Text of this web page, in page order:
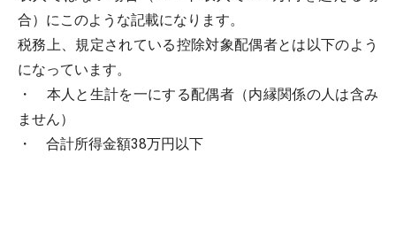
合）にこのような記載になります。
税務上、規定されている控除対象配偶者とは以下のよう
になっています。
・ 本人と生計を一にする配偶者（内縁関係の人は含み
ません）
・ 合計所得金額38万円以下